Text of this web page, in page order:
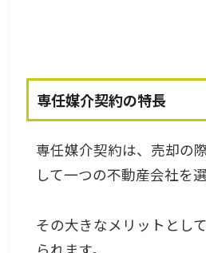
専任媒介契約の特長
専任媒介契約は、売却の
して一つの不動産会社を
その大きなメリットとし